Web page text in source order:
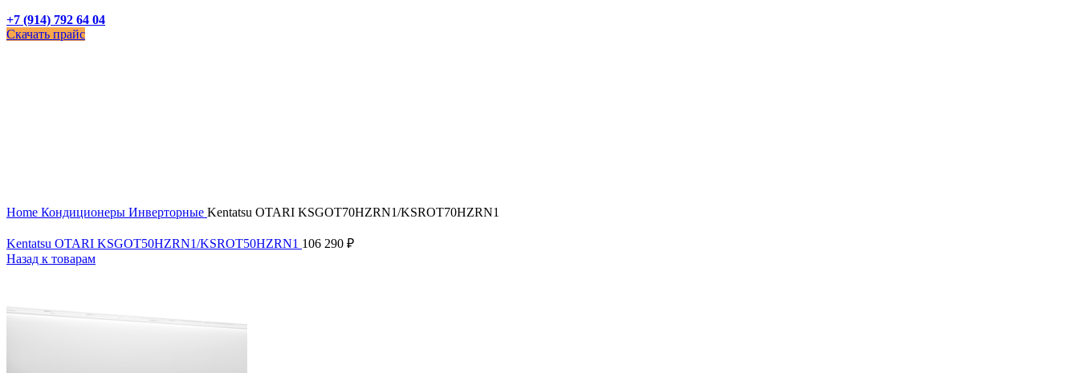
+7 (914) 792 64 04
Скачать прайс
Home Кондиционеры Инверторные Kentatsu OTARI KSGOT70HZRN1/KSROT70HZRN1
Kentatsu OTARI KSGOT50HZRN1/KSROT50HZRN1 106 290 ₽
Назад к товарам